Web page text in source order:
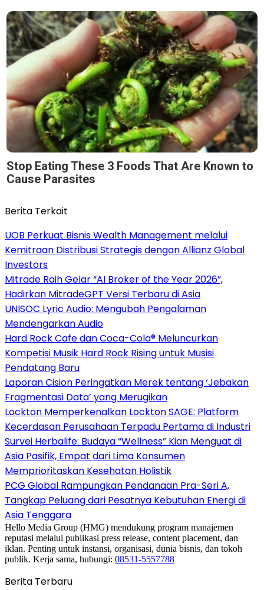
Stop Eating These 3 Foods That Are Known to
Cause Parasites
Berita Terkait
UOB Perkuat Bisnis Wealth Management melalui
Kemitraan Distribusi Strategis dengan Allianz Global
Investors
Mitrade Raih Gelar “AI Broker of the Year 2026”,
Hadirkan MitradeGPT Versi Terbaru di Asia
UNISOC Lyric Audio: Mengubah Pengalaman
Mendengarkan Audio
Hard Rock Cafe dan Coca-Cola® Meluncurkan
Kompetisi Musik Hard Rock Rising untuk Musisi
Pendatang Baru
Laporan Cision Peringatkan Merek tentang ‘Jebakan
Fragmentasi Data’ yang Merugikan
Lockton Memperkenalkan Lockton SAGE: Platform
Kecerdasan Perusahaan Terpadu Pertama di Industri
Survei Herbalife: Budaya “Wellness” Kian Menguat di
Asia Pasifik, Empat dari Lima Konsumen
Memprioritaskan Kesehatan Holistik
PCG Global Rampungkan Pendanaan Pra-Seri A,
Tangkap Peluang dari Pesatnya Kebutuhan Energi di
Asia Tenggara
Hello Media Group (HMG) mendukung program manajemen
reputasi melalui publikasi press release, content placement, dan
iklan. Penting untuk instansi, organisasi, dunia bisnis, dan tokoh
publik. Kerja sama, hubungi: 08531-5557788
Berita Terbaru